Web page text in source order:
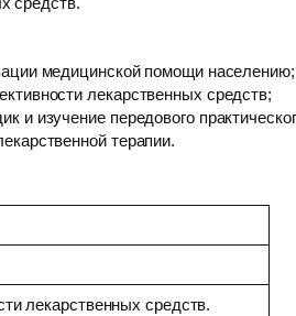
медицинской помощи населению;
лекарственных средств;
и изучение передового
терапии.
лекарственных средств.